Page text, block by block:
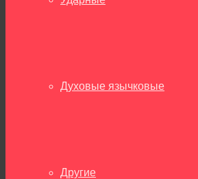
Духовые язычковые
Другие